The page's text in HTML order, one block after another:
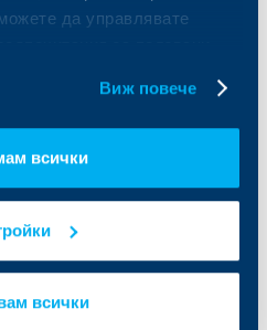
да управлявате
Виж повече
всички
всички
ОББ Асет мениджмънт
ОББ Застрахователен брокер
Продажба на имоти
Бисквитки